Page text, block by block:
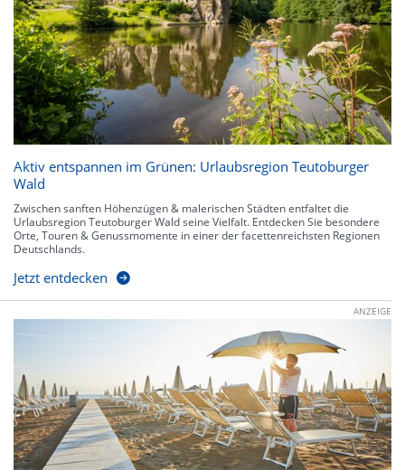
Aktiv entspannen im Grünen: Urlaubsregion Teutoburger
Wald
Zwischen sanften Höhenzügen & malerischen Städten entfaltet die
Urlaubsregion Teutoburger Wald seine Vielfalt. Entdecken Sie besondere
Orte, Touren & Genussmomente in einer der facettenreichsten Regionen
Deutschlands.
Jetzt entdecken
ANZEIGE